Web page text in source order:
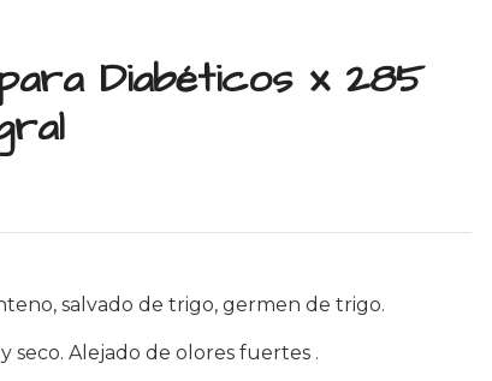
Diabéticos x 285
salvado de trigo, germen de trigo.
seco. Alejado de olores fuertes .